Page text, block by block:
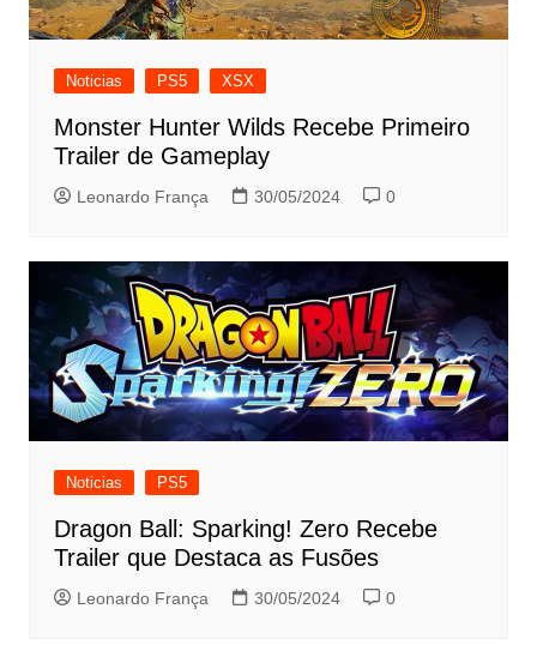
Noticias PS5 XSX
Monster Hunter Wilds Recebe Primeiro
Trailer de Gameplay
Leonardo França 30/05/2024 0
Noticias PS5
Dragon Ball: Sparking! Zero Recebe
Trailer que Destaca as Fusões
Leonardo França 30/05/2024 0